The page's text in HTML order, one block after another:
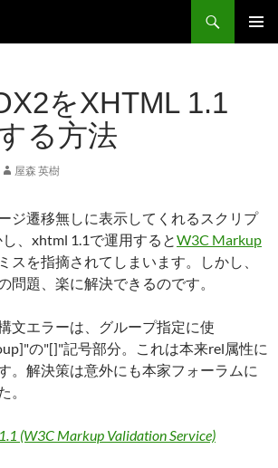
をXHTML 1.1
る方法
屋森 英樹
ジ遷移無しに表示してくれるスクリプ
、xhtml 1.1で運用するとW3C Markup
スを指摘されてしまいます。しかし、
問題、楽に解決できるのです。
文エラーは、グループ指定に使
の"[]"記号部分。これは本来rel属性に
。解決策は意外にも本家フォーラムに
。
(W3C Markup Validation Service)